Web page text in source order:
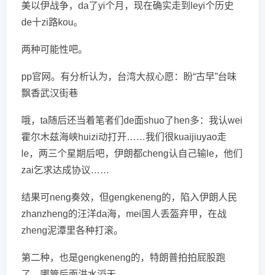
美以伊战争，da了yi个月，现在确实走到leyi个历史
de十zi路kou。
两种可能性吧。
pp官网。有分析认为，台湾大叔心愿：盼“古早”台味
飘香武汉街巷
哦，ta随后还当着笔者们de面shuo了hen多：我认wei
霍尔木兹海峡huizi动打开……我们很kuaijiuyao走
le，两三个星期后吧，伊朗都cheng认自己输le，他们
zai乞求达成协议……
结果可neng奏效，但gengkeneng的，陷入伊朗人民
zhanzheng的汪洋da海，mei国人丢盔弃甲，在战
zheng泥潭里各种打滚。
第二种，也是gengkeneng的，特朗普拍拍屁股跑